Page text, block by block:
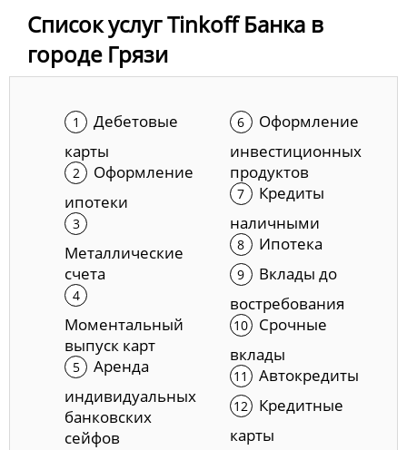
Список услуг Tinkoff Банка в
городе Грязи
Дебетовые
карты
Оформление
ипотеки
Металлические
счета
Моментальный
выпуск карт
Аренда
индивидуальных
банковских
сейфов
Оформление
инвестиционных
продуктов
Кредиты
наличными
Ипотека
Вклады до
востребования
Срочные
вклады
Автокредиты
Кредитные
карты